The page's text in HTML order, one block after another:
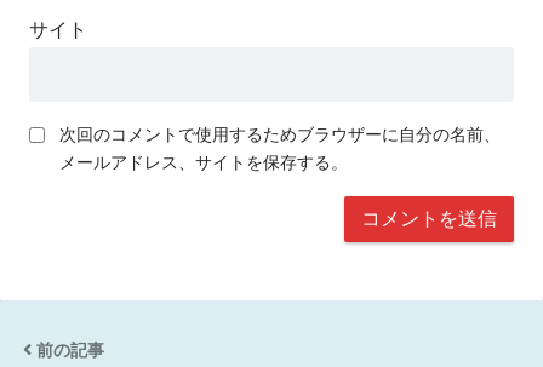
サイト
次回のコメントで使用するためブラウザーに自分の名前、
メールアドレス、サイトを保存する。
前の記事